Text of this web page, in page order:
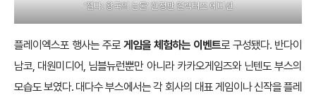
’젤다: 왕국의 눈물’ 한정판 컬렉터즈 에디션
플레이엑스포 행사는 주로 게임을 체험하는 이벤트로 구성됐다. 반다이
남코, 대원미디어, 님블뉴런뿐만 아니라 카카오게임즈와 닌텐도 부스의
모습도 보였다. 대다수 부스에서는 각 회사의 대표 게임이나 신작을 플레